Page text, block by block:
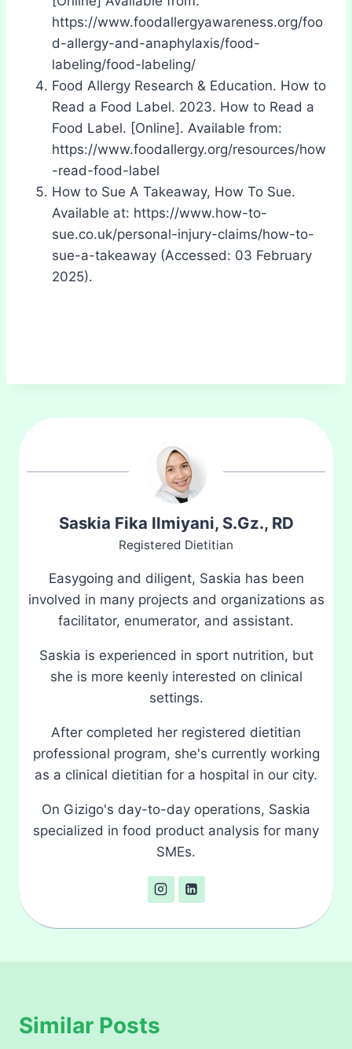
https://www.foodallergyawareness.org/foo
d-allergy-and-anaphylaxis/food-
labeling/food-labeling/
Food Allergy Research & Education. How to
Read a Food Label. 2023. How to Read a
Food Label. [Online]. Available from:
https://www.foodallergy.org/resources/how
-read-food-label
How to Sue A Takeaway, How To Sue.
Available at: https://www.how-to-
sue.co.uk/personal-injury-claims/how-to-
sue-a-takeaway (Accessed: 03 February
2025).
Saskia Fika Ilmiyani, S.Gz., RD
Registered Dietitian
Easygoing and diligent, Saskia has been
involved in many projects and organizations as
facilitator, enumerator, and assistant.
Saskia is experienced in sport nutrition, but
she is more keenly interested on clinical
settings.
After completed her registered dietitian
professional program, she's currently working
as a clinical dietitian for a hospital in our city.
On Gizigo's day-to-day operations, Saskia
specialized in food product analysis for many
SMEs.
Similar Posts